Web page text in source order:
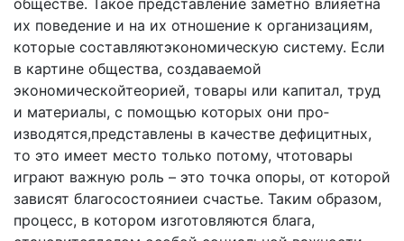
обществе. Такое представление заметно влияетна
их поведение и на их отношение к организациям,
кото­рые составляютэкономическую систему. Если
в картине общества, создаваемой
экономическойтеорией, товары или капитал, труд
и материалы, с помощью которых они про­
изводятся,представлены в качестве дефицитных,
то это имеет место только потому, чтотовары
играют важную роль – это точка опоры, от которой
зависят благососто­яниеи счастье. Таким образом,
процесс, в котором изго­товляются блага,